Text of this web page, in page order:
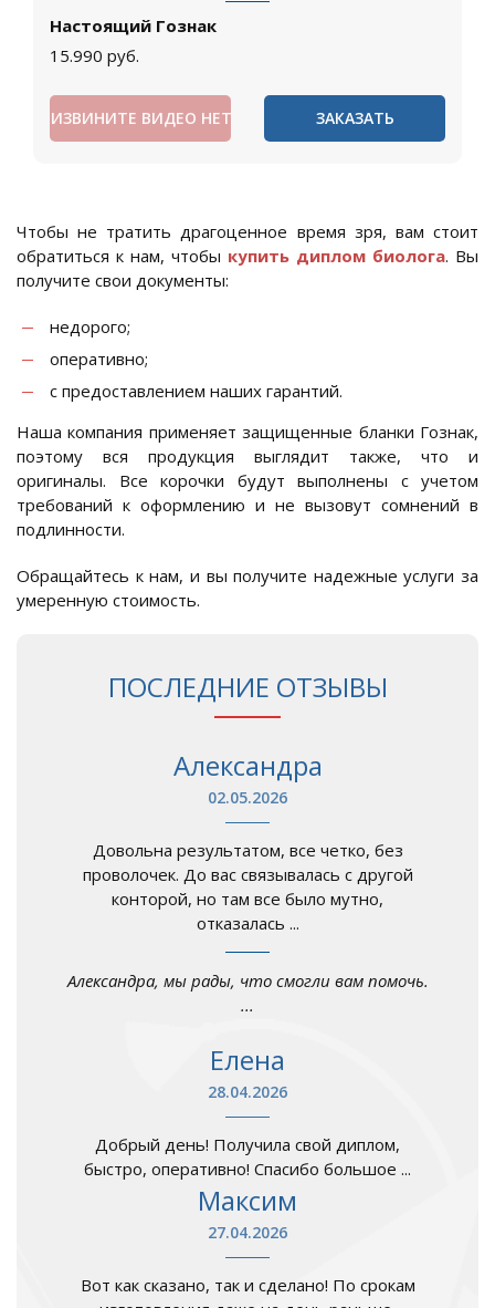
Настоящий Гознак
15.990 руб.
ИЗВИНИТЕ ВИДЕО НЕТ ЗАКАЗАТЬ
Чтобы не тратить драгоценное время зря, вам стоит
обратиться к нам, чтобы купить диплом биолога. Вы
получите свои документы:
недорого;
оперативно;
с предоставлением наших гарантий.
Наша компания применяет защищенные бланки Гознак,
поэтому вся продукция выглядит также, что и
оригиналы. Все корочки будут выполнены с учетом
требований к оформлению и не вызовут сомнений в
подлинности.
Обращайтесь к нам, и вы получите надежные услуги за
умеренную стоимость.
ПОСЛЕДНИЕ ОТЗЫВЫ
Александра
02.05.2026
Довольна результатом, все четко, без
проволочек. До вас связывалась с другой
конторой, но там все было мутно,
отказалась ...
Александра, мы рады, что смогли вам помочь.
...
Елена
28.04.2026
Добрый день! Получила свой диплом,
быстро, оперативно! Спасибо большое ...
Максим
27.04.2026
Вот как сказано, так и сделано! По срокам